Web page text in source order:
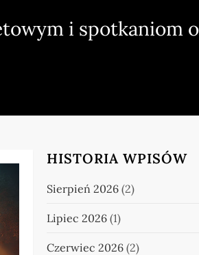
i spotkaniom
HISTORIA WPISÓW
Sierpień 2026(2)
Lipiec 2026(1)
Czerwiec 2026(2)